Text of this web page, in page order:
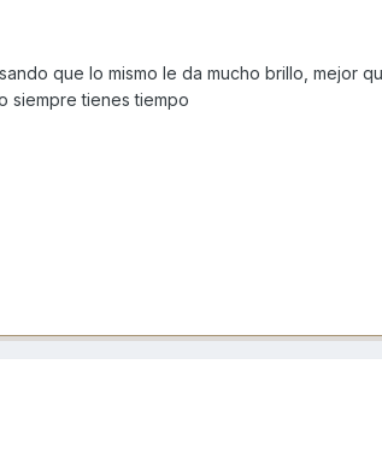
que lo mismo le da mucho brillo, mejor
siempre tienes tiempo